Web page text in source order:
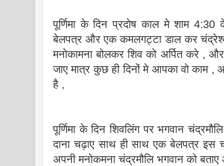
पूर्णिमा के दिन प्रदोष काल मे शाम
बेलपत्र और एक कमलगट्टा डाल कर
मनोकामना बोलकर शिव को अर्पित करे ,
जाए मात्र कुछ ही दिनों मे आपका वो काम ,
है ,
पूर्णिमा के दिन शिवलिंग पर भगवान
दाना चढ़ाए साथ ही साथ एक बेलपत्र
अपनी मनोकमना चंद्रमौलि भगवान को